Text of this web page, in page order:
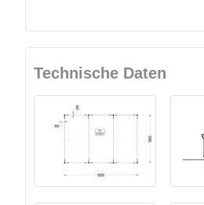
Technische Daten